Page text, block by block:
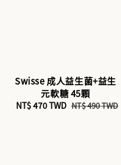
Swisse 成人益生菌+益生
元軟糖 45顆
Sale
NT$ 470 TWD Regular
NT$ 490 TWD